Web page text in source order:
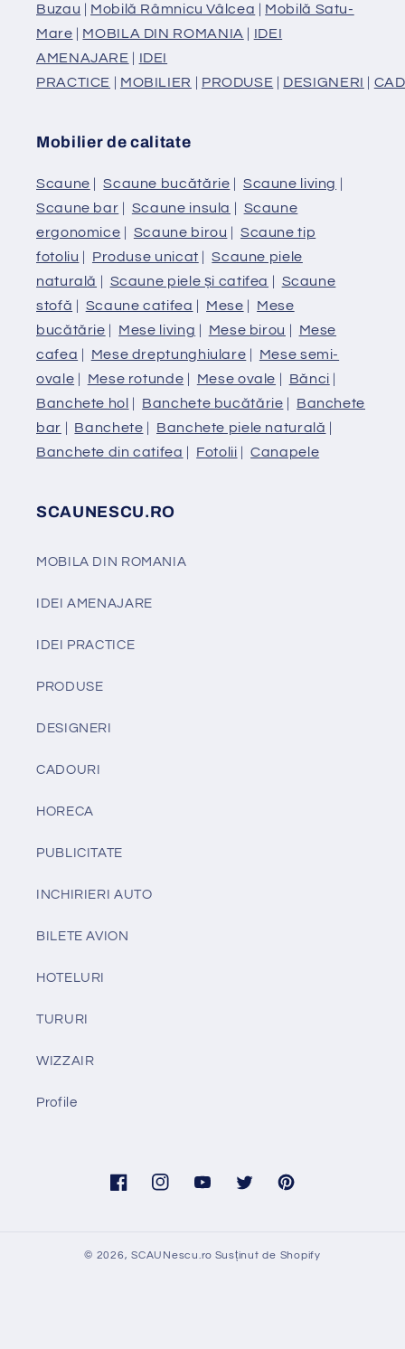
Buzau | Mobilă Râmnicu Vâlcea | Mobilă Satu-
Mare | MOBILA DIN ROMANIA | IDEI
AMENAJARE | IDEI
PRACTICE | MOBILIER | PRODUSE | DESIGNERI |
Mobilier de calitate
Scaune |Scaune bucătărie | Scaune living |
Scaune bar | Scaune insula | Scaune
ergonomice | Scaune birou | Scaune tip
fotoliu | Produse unicat |Scaune piele
naturală | Scaune piele și catifea | Scaune
stofă | Scaune catifea | Mese | Mese
bucătărie | Mese living | Mese birou | Mese
cafea | Mese dreptunghiulare | Mese semi-
ovale | Mese rotunde | Mese ovale | Bănci |
Banchete hol | Banchete bucătărie | Banchete
bar | Banchete | Banchete piele naturală |
Banchete din catifea | Fotolii |Canapele
SCAUNESCU.RO
MOBILA DIN ROMANIA
IDEI AMENAJARE
IDEI PRACTICE
PRODUSE
DESIGNERI
CADOURI
HORECA
PUBLICITATE
INCHIRIERI AUTO
BILETE AVION
HOTELURI
TURURI
WIZZAIR
Profile
FacebookInstagramYouTubeTwitter Pinterest
© 2026,SCAUNescu.ro Susținut de Shopify